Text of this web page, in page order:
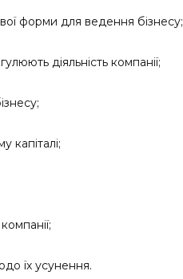
форми для ведення бізнесу;
діяльність компанії;
капіталі;
їх усунення.